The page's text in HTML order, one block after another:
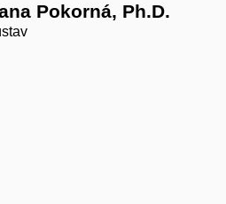
Pokorná, Ph.D.